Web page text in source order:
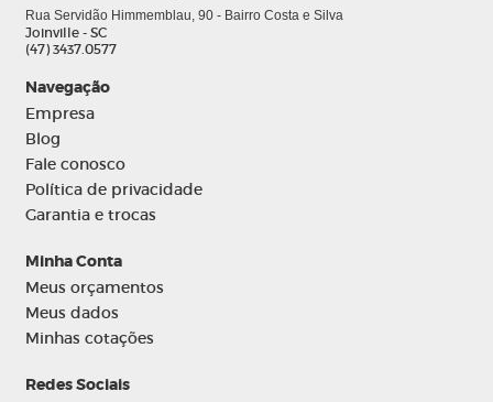
Rua Servidão Himmemblau, 90 - Bairro Costa e Silva
Joinville - SC
(47) 3437.0577
Navegação
Empresa
Blog
Fale conosco
Política de privacidade
Garantia e trocas
Minha Conta
Meus orçamentos
Meus dados
Minhas cotações
Redes Sociais